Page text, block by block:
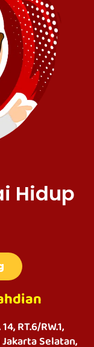
Hidup
RT.6/RW.1,
Selatan,